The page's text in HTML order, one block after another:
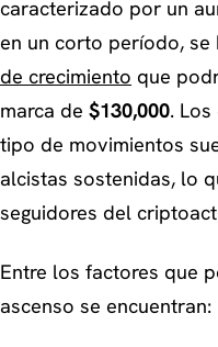
caracterizado por un
en un corto período, se
de crecimiento que
marca de $130,000.
tipo de movimientos
alcistas sostenidas, lo
seguidores del
Entre los factores que
ascenso se encuentran: